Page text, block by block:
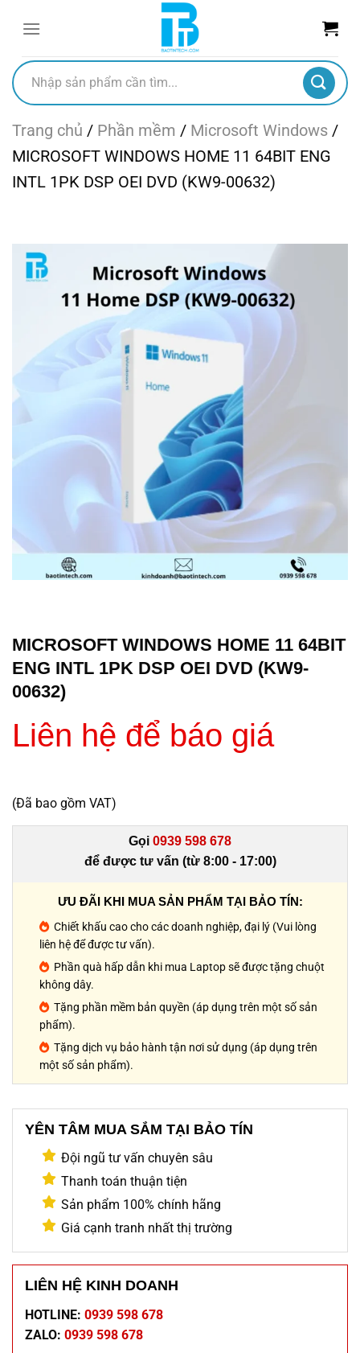
dungTìm
kiếm:
Trang chủ / Phần mềm / Microsoft Windows /
MICROSOFT WINDOWS HOME 11 64BIT ENG
INTL 1PK DSP OEI DVD (KW9-00632)
MICROSOFT WINDOWS HOME 11 64BIT
ENG INTL 1PK DSP OEI DVD (KW9-
00632)
Liên hệ để báo giá
(Đã bao gồm VAT)
Gọi 0939 598 678
để được tư vấn (từ 8:00 - 17:00)
ƯU ĐÃI KHI MUA SẢN PHẨM TẠI BẢO TÍN:
Chiết khấu cao cho các doanh nghiệp, đại lý (Vui lòng
liên hệ để được tư vấn).
Phần quà hấp dẫn khi mua Laptop sẽ được tặng chuột
không dây.
Tặng phần mềm bản quyền (áp dụng trên một số sản
phẩm).
Tặng dịch vụ bảo hành tận nơi sử dụng (áp dụng trên
một số sản phẩm).
YÊN TÂM MUA SẮM TẠI BẢO TÍN
Đội ngũ tư vấn chuyên sâu
Thanh toán thuận tiện
Sản phẩm 100% chính hãng
Giá cạnh tranh nhất thị trường
LIÊN HỆ KINH DOANH
HOTLINE: 0939 598 678
ZALO: 0939 598 678